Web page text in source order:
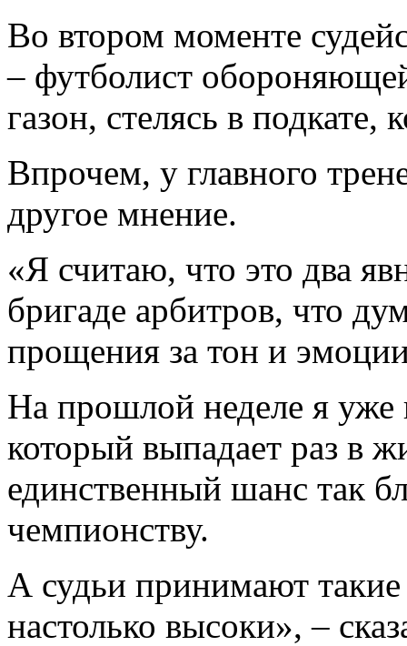
Во втором моменте
– футболист
газон, стелясь в подкате,
Впрочем, у главного
другое мнение.
«Я считаю, что это два
бригаде арбитров, что
прощения за тон и
На прошлой неделе я уже
который выпадает раз в
единственный шанс так
чемпионству.
А судьи принимают такие
настолько высоки», –